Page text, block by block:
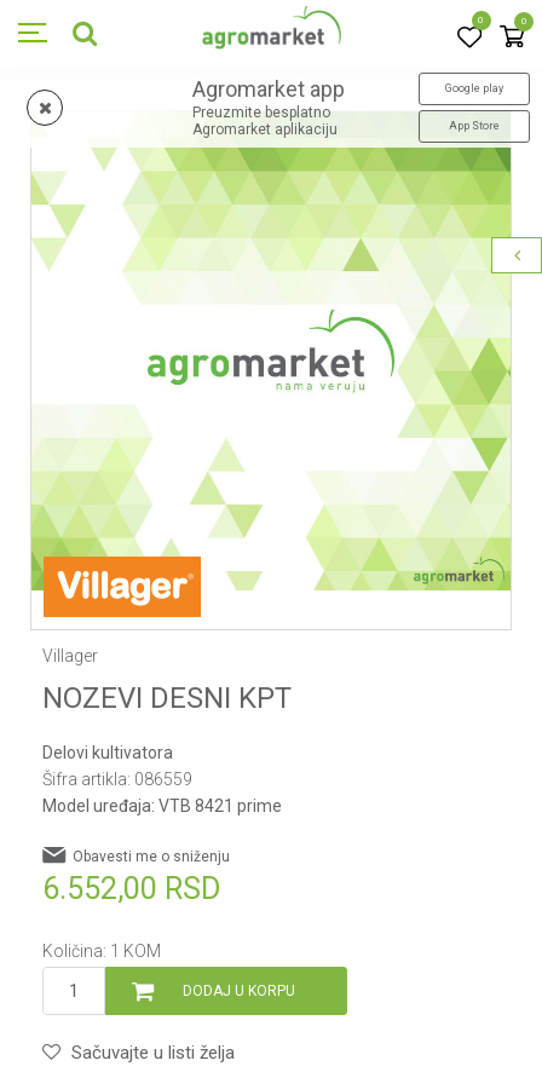
0 0
Agromarket app
Preuzmite besplatno
Agromarket aplikaciju
Google play
App Store
Villager
NOZEVI DESNI KPT
Delovi kultivatora
Šifra artikla: 086559
Model uređaja: VTB 8421 prime
6.552,00 RSD
Obavesti me o sniženju
Količina: 1 KOM
DODAJ U KORPU
Sačuvajte u listi želja